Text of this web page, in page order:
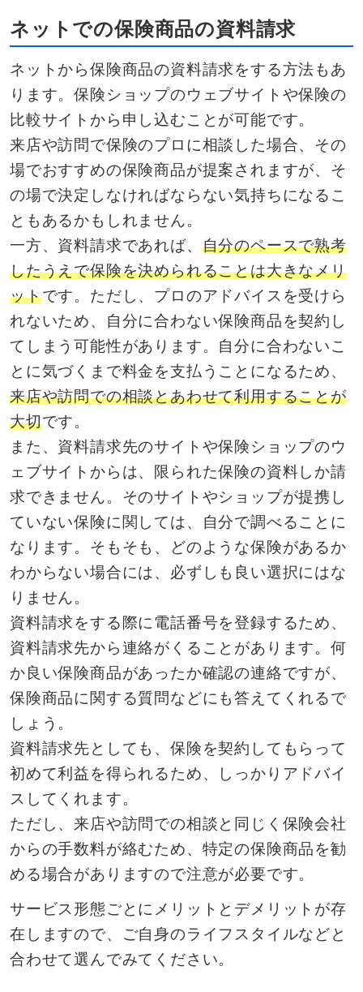
ネットでの保険商品の資料請求
ネットから保険商品の資料請求をする方法もあ
ります。保険ショップのウェブサイトや保険の
比較サイトから申し込むことが可能です。
来店や訪問で保険のプロに相談した場合、その
場でおすすめの保険商品が提案されますが、そ
の場で決定しなければならない気持ちになるこ
ともあるかもしれません。
一方、資料請求であれば、 自分のペースで熟考
したうえで保険を決められることは大きなメリ
ットです。ただし、プロのアドバイスを受けら
れないため、自分に合わない保険商品を契約し
てしまう可能性があります。自分に合わないこ
とに気づくまで料金を支払うことになるため、
来店や訪問での相談とあわせて利用することが
大切です。
また、資料請求先のサイトや保険ショップのウ
ェブサイトからは、限られた保険の資料しか請
求できません。そのサイトやショップが提携し
ていない保険に関しては、自分で調べることに
なります。そもそも、どのような保険があるか
わからない場合には、必ずしも良い選択にはな
りません。
資料請求をする際に電話番号を登録するため、
資料請求先から連絡がくることがあります。何
か良い保険商品があったか確認の連絡ですが、
保険商品に関する質問などにも答えてくれるで
しょう。
資料請求先としても、保険を契約してもらって
初めて利益を得られるため、しっかりアドバイ
スしてくれます。
ただし、来店や訪問での相談と同じく保険会社
からの手数料が絡むため、特定の保険商品を勧
める場合がありますので注意が必要です。
サービス形態ごとにメリットとデメリットが存
在しますので、ご自身のライフスタイルなどと
合わせて選んでみてください。